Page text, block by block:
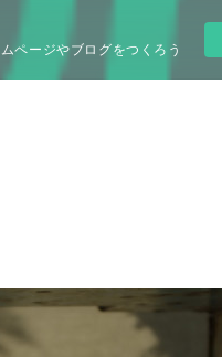
ページやブログをつくろう